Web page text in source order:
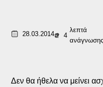
28.03.2014 4
λεπτά
ανάγνωσης
Δεν θα ήθελα να μείνει